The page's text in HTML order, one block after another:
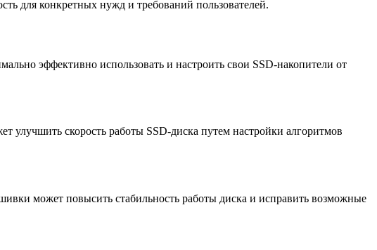
для конкретных нужд и требований пользователей.
эффективно использовать и настроить свои SSD-накопители от
скорость работы SSD-диска путем настройки алгоритмов
может повысить стабильность работы диска и исправить возможные